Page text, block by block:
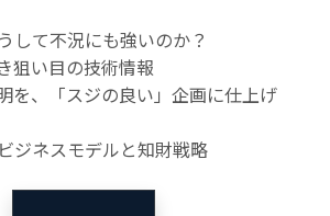
して不況にも強いのか？
狙い目の技術情報
を、「スジの良い」企画に仕上げ
ジネスモデルと知財戦略